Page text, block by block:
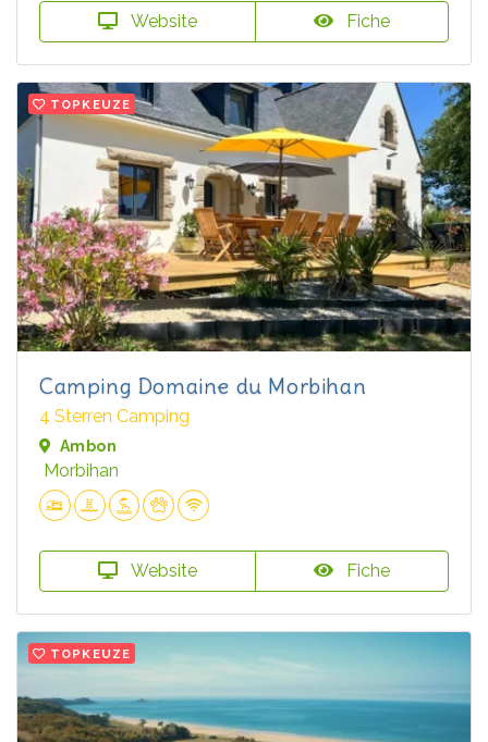
Website Fiche
TOPKEUZE
Camping Domaine du Morbihan
4 Sterren Camping
Ambon
Morbihan
Website Fiche
TOPKEUZE